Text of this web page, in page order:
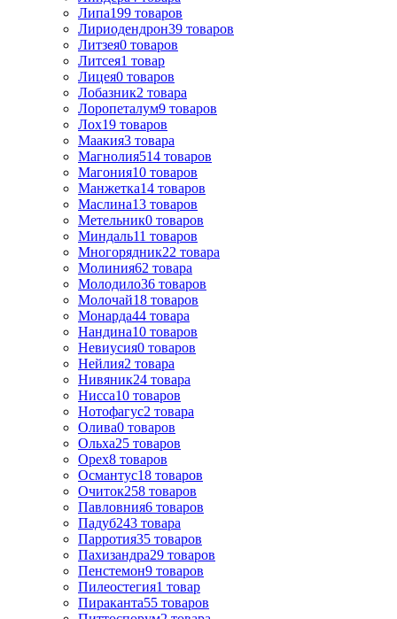
Липа199 товаров
Лириодендрон39 товаров
Литзея0 товаров
Литсея1 товар
Лицея0 товаров
Лобазник2 товара
Лоропеталум9 товаров
Лох19 товаров
Маакия3 товара
Магнолия514 товаров
Магония10 товаров
Манжетка14 товаров
Маслина13 товаров
Метельник0 товаров
Миндаль11 товаров
Многорядник22 товара
Молиния62 товара
Молодило36 товаров
Молочай18 товаров
Монарда44 товара
Нандина10 товаров
Невиусия0 товаров
Нейлия2 товара
Нивяник24 товара
Нисса10 товаров
Нотофагус2 товара
Олива0 товаров
Ольха25 товаров
Орех8 товаров
Османтус18 товаров
Очиток258 товаров
Павловния6 товаров
Падуб243 товара
Парротия35 товаров
Пахизандра29 товаров
Пенстемон9 товаров
Пилеостегия1 товар
Пираканта55 товаров